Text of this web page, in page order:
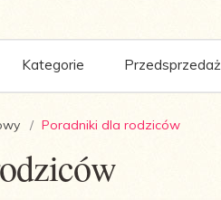
Kategorie Przedsprzedaż
Poradniki dla rodziców